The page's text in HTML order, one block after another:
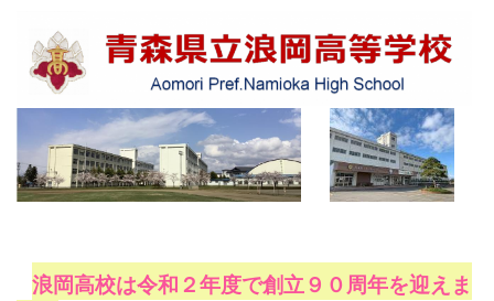
浪岡高校は令和２年度で創立９０周年を迎えま